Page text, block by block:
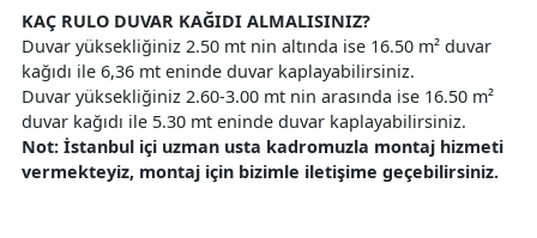
KAÇ RULO DUVAR KAĞIDI ALMALISINIZ?
Duvar yüksekliğiniz 2.50 mt nin altında ise 16.50 m² duvar
kağıdı ile 6,36 mt eninde duvar kaplayabilirsiniz.
Duvar yüksekliğiniz 2.60-3.00 mt nin arasında ise 16.50 m²
duvar kağıdı ile 5.30 mt eninde duvar kaplayabilirsiniz.
Not: İstanbul içi uzman usta kadromuzla montaj hizmeti
vermekteyiz, montaj için bizimle iletişime geçebilirsiniz.